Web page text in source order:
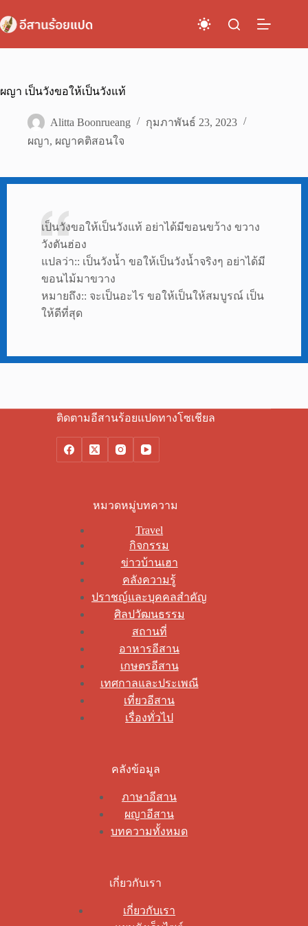
to
content
ผญา เป็นวังขอให้เป็นวังแท้
Alitta Boonrueang
กุมภาพันธ์ 23, 2023
ผญา, ผญาคติสอนใจ
เป็นวังขอให้เป็นวังแท้ อย่าได้มีขอนขว้าง ขวาง
วังตันฮ่อง
แปลว่า:: เป็นวังน้ำ ขอให้เป็นวังน้ำจริงๆ อย่าได้มี
ขอนไม้มาขวาง
หมายถึง:: จะเป็นอะไร ขอให้เป็นให้สมบูรณ์ เป็น
ให้ดีที่สุด
ติดตามอีสานร้อยแปดทางโซเชียล
หมวดหมู่บทความ
Travel
กิจกรรม
ข่าวบ้านเฮา
คลังความรู้
ปราชญ์และบุคคลสำคัญ
ศิลปวัฒนธรรม
สถานที่
อาหารอีสาน
เกษตรอีสาน
เทศกาลและประเพณี
เที่ยวอีสาน
เรื่องทั่วไป
คลังข้อมูล
ภาษาอีสาน
ผญาอีสาน
บทความทั้งหมด
เกี่ยวกับเรา
เกี่ยวกับเรา